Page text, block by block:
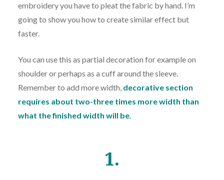
embroidery you have to pleat the fabric by hand. I’m
going to show you how to create similar effect but
faster.
You can use this as partial decoration for example on
shoulder or perhaps as a cuff around the sleeve.
Remember to add more width, decorative section
requires about two-three times more width than
what the finished width will be.
1.